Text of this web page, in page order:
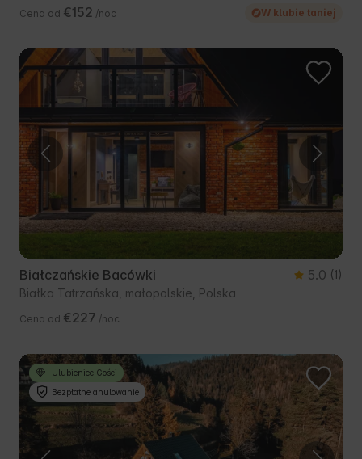
Cena od €152 /noc W klubie taniej
Białczańskie Bacówki 5.0 (1)
Białka Tatrzańska, małopolskie, Polska
Cena od €227 /noc
Ulubieniec Gości
Bezpłatne anulowanie